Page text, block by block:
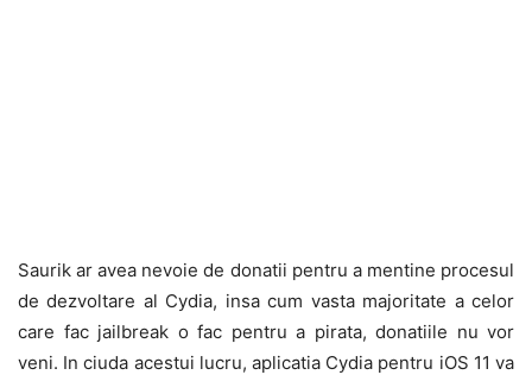
Saurik ar avea nevoie de donatii pentru a mentine procesul
de dezvoltare al Cydia, insa cum vasta majoritate a celor
care fac jailbreak o fac pentru a pirata, donatiile nu vor
veni. In ciuda acestui lucru, aplicatia Cydia pentru iOS 11 va